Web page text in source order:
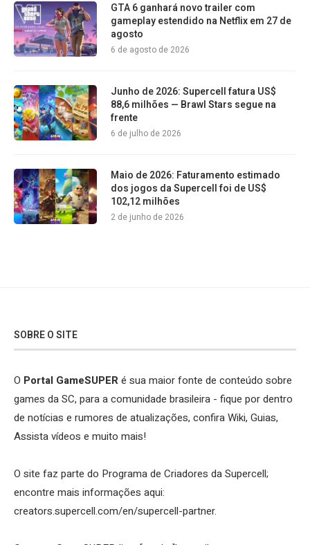
GTA 6 ganhará novo trailer com
gameplay estendido na Netflix em 27 de
agosto
6 de agosto de 2026
Junho de 2026: Supercell fatura US$
88,6 milhões — Brawl Stars segue na
frente
6 de julho de 2026
Maio de 2026: Faturamento estimado
dos jogos da Supercell foi de US$
102,12 milhões
2 de junho de 2026
SOBRE O SITE
O Portal GameSUPERé sua maior fonte de conteúdo sobre
games da SC, para a comunidade brasileira - fique por dentro
de notícias e rumores de atualizações, confira Wiki, Guias,
Assista vídeos e muito mais!
O site faz parte do Programa de Criadores da Supercell;
encontre mais informações aqui:
creators.supercell.com/en/supercell-partner.